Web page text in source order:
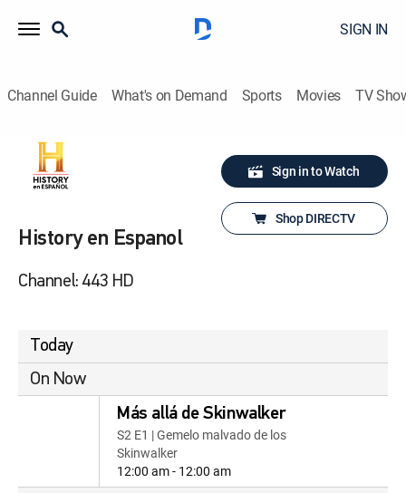
SIGN IN
Channel Guide What's on Demand Sports Movies TV
History en Espanol
Channel: 443 HD
Sign in to Watch
Shop DIRECTV
Today
On Now
Más allá de Skinwalker
S2 E1 | Gemelo malvado de los
Skinwalker
12:00 am - 12:00 am